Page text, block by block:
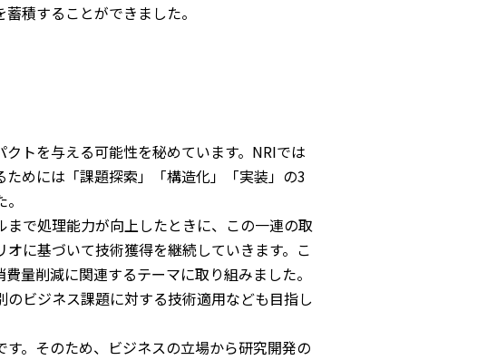
積することができました。
トを与える可能性を秘めています。NRIでは
めには「課題探索」「構造化」「実装」の3
で処理能力が向上したときに、この一連の取
に基づいて技術獲得を継続していきます。こ
量削減に関連するテーマに取り組みました。
ビジネス課題に対する技術適用なども目指し
。そのため、ビジネスの立場から研究開発の